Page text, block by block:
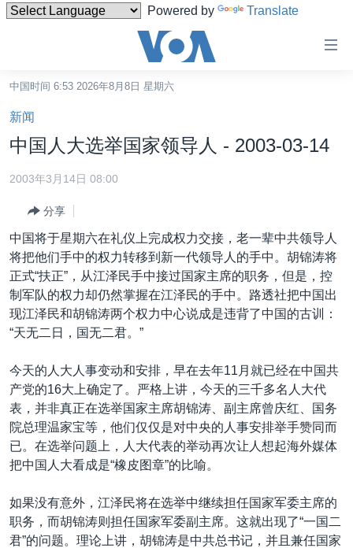
Powered by Translate
碍
链
接
转
转
到
导
航
到
检
索
港澳
国际
最新国际新闻
印太
中东
非洲
美洲
全球议题
分类新闻
经济·金融·贸易
人权·法律·宗教
军事
劳工
环境
美中关系
热点专题
国会报道
美中关系
美国建国250周年
埃博拉疫情
美国之音专访
重要讲话与声明
VOA今日焦点
中文广播
关注我们
中国时间 6:53 2026年8月8日 星期六
新闻
中国人大选举国家领导人 - 2003-03-14
2003年3月14日 08:00
分享
中国将于星期六在礼仪上完成权力交接，老一辈中共领导人
将把他们手中的权力转移到新一代领导人的手中。胡锦涛将
正式“扶正”，从江泽民手中接过国家主席的职务，但是，控
制军队的权力却仍然掌握在江泽民的手中。路透社把中国出
现江泽民和胡锦涛两个权力中心说成是违背了中国的古训：
“天无二日，国无二君。”
今天的人大人事变动和安排，早在去年11月就已经在中国共
产党的16大上确定了。严格上讲，今天的三千多名人大代
表，并非真正在选举国家主席胡锦涛、副主席曾庆红、国务
院总理温家宝等，他们仅仅是对中央的人事安排举手赞同而
已。在选举问题上，人大代表的举动再次让人想起海外媒体
把中国人大看成是“橡皮图章”的比喻。
如果没有意外，江泽民将在选举中继续担任国家军委主席的
职务，而胡锦涛则担任国家军委副主席。这就出现了“一国二
君”的问题。理论上讲，胡锦涛是中共总书记，并且兼任国家